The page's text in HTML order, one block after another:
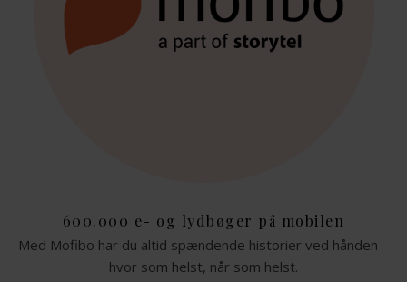
600.000 e- og lydbøger på mobilen
Med Mofibo har du altid spændende historier ved hånden –
hvor som helst, når som helst.